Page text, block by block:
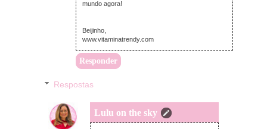
mundo agora!
Beijinho,
www.vitaminatrendy.com
Responder
Respostas
Lulu on the sky
quinta-feira, janeiro 12, 2017